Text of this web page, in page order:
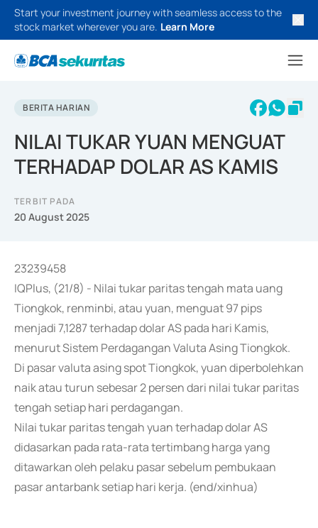
Start your investment journey with seamless access to the
stock market wherever you are. Learn More
BERITA HARIAN
NILAI TUKAR YUAN MENGUAT
TERHADAP DOLAR AS KAMIS
TERBIT PADA
20 August 2025
23239458
IQPlus, (21/8) - Nilai tukar paritas tengah mata uang
Tiongkok, renminbi, atau yuan, menguat 97 pips
menjadi 7,1287 terhadap dolar AS pada hari Kamis,
menurut Sistem Perdagangan Valuta Asing Tiongkok.
Di pasar valuta asing spot Tiongkok, yuan diperbolehkan
naik atau turun sebesar 2 persen dari nilai tukar paritas
tengah setiap hari perdagangan.
Nilai tukar paritas tengah yuan terhadap dolar AS
didasarkan pada rata-rata tertimbang harga yang
ditawarkan oleh pelaku pasar sebelum pembukaan
pasar antarbank setiap hari kerja. (end/xinhua)